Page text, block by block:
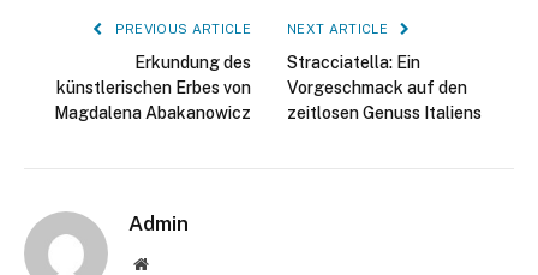
PREVIOUS ARTICLE
Erkundung des
künstlerischen Erbes von
Magdalena Abakanowicz
NEXT ARTICLE
Stracciatella: Ein
Vorgeschmack auf den
zeitlosen Genuss Italiens
Admin
Website